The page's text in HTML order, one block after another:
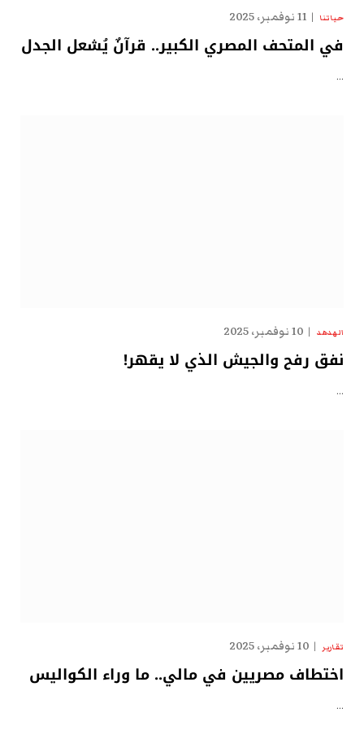
حياتنا 11 نوفمبر، 2025
في المتحف المصري الكبير.. قرآنٌ يُشعل الجدل
…
الهدهد 10 نوفمبر، 2025
نفق رفح والجيش الذي لا يقهر!
…
تقارير 10 نوفمبر، 2025
اختطاف مصريين في مالي.. ما وراء الكواليس
…